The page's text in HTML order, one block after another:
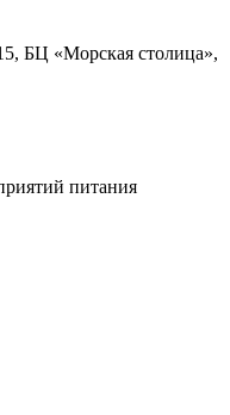
БЦ «Морская столица»,
питания